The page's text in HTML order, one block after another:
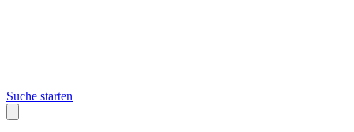
Suche starten